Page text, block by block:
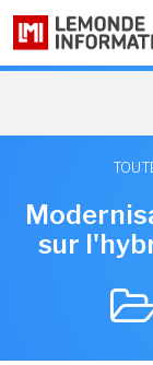
sur